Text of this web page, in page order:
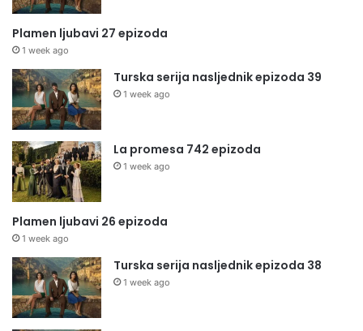
Plamen ljubavi 27 epizoda
1 week ago
Turska serija nasljednik epizoda 39
1 week ago
La promesa 742 epizoda
1 week ago
Plamen ljubavi 26 epizoda
1 week ago
Turska serija nasljednik epizoda 38
1 week ago